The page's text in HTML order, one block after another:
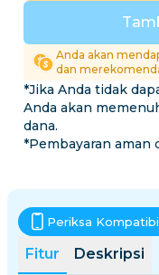
Anda akan
dan
*Jika Anda tidak
Anda akan
dana.
*Pembayaran aman
Fitur Deskripsi
Periksa